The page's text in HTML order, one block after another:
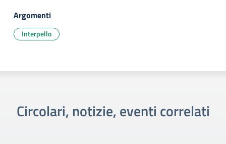
Argomenti
Interpello
Circolari, notizie, eventi correlati